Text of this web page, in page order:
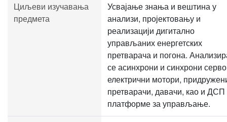
Циљеви изучавања
предмета
Усвајање знања и вештина у
анализи, пројектовању и
реализацији дигитално
управљаних енергетских
претварача и погона.
се асинхрони и синхрони серво
електрични мотори,
претварачи, давачи, као и ДСП
платформе за управљање.